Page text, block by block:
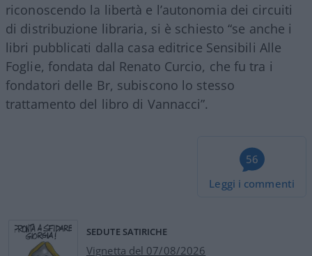
riconoscendo la libertà e l’autonomia dei circuiti
di distribuzione libraria, si è schiesto “se anche i
libri pubblicati dalla casa editrice Sensibili Alle
Foglie, fondata dal Renato Curcio, che fu tra i
fondatori delle Br, subiscono lo stesso
trattamento del libro di Vannacci”.
56
Leggi i commenti
SEDUTE SATIRICHE
Vignetta del 07/08/2026